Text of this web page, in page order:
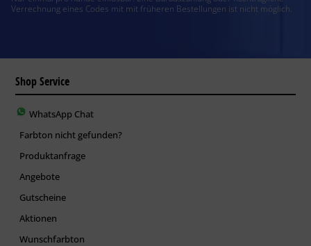
Verrechnung eines Codes mit mit früheren Bestellungen ist nicht möglich.
Shop Service
WhatsApp Chat
Farbton nicht gefunden?
Produktanfrage
Angebote
Gutscheine
Aktionen
Wunschfarbton